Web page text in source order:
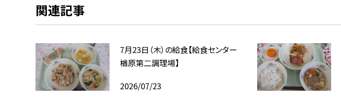
関連記事
7月23日（木）の給食【給食センター
楢原第二調理場】
2026/07/23